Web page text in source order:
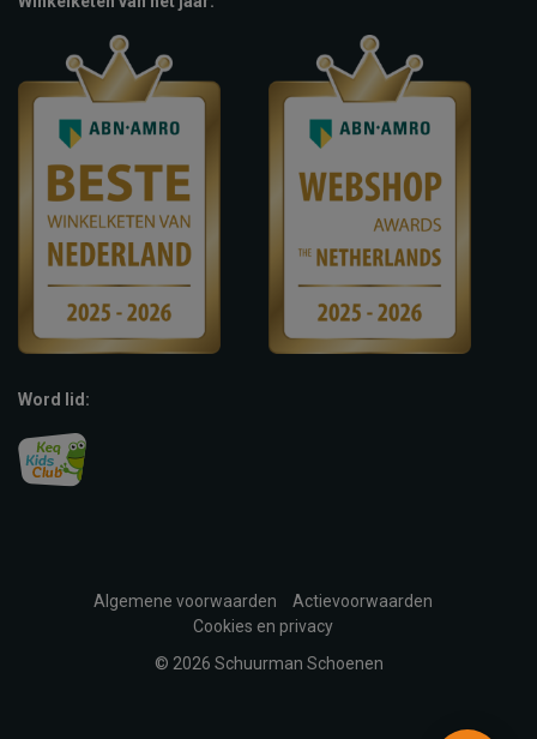
Word lid:
Algemene voorwaarden
Actievoorwaarden
Cookies en privacy
© 2026 Schuurman Schoenen